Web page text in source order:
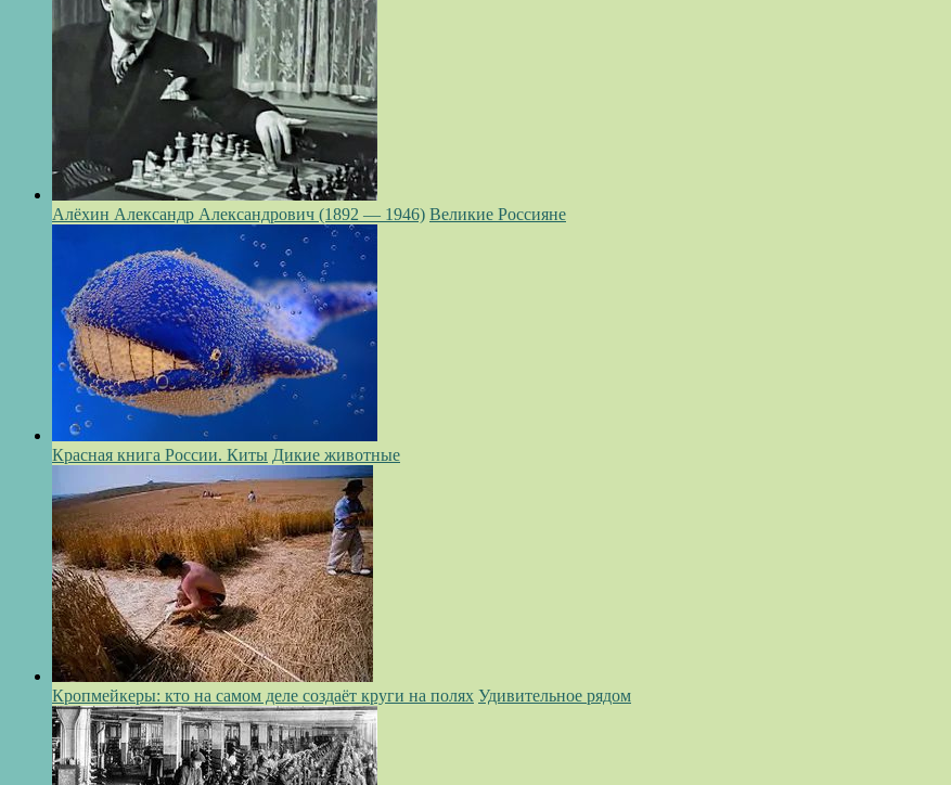
Алёхин Александр Александрович (1892 — 1946) Великие Россияне
Красная книга России. Киты Дикие животные
Кропмейкеры: кто на самом деле создаёт круги на полях Удивительное рядом